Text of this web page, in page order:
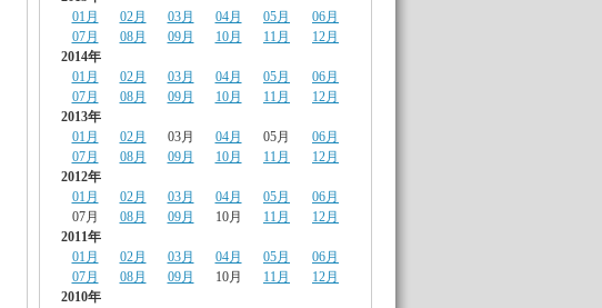
01月
02月 03月 04月 05月
06月
07月
08月 09月 10月 11月
12月
2014年
01月
02月 03月 04月 05月
06月
07月
08月 09月 10月 11月
12月
2013年
01月
02月 03月 04月 05月
06月
07月
08月 09月 10月 11月
12月
2012年
01月
02月 03月 04月 05月
06月
07月
08月 09月 10月 11月
12月
2011年
01月
02月 03月 04月 05月
06月
07月
08月 09月 10月 11月
12月
2010年